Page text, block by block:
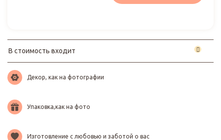
В стоимость входит
Декор, как на фотографии
Упаковка,как на фото
Изготовление с любовью и заботой о вас